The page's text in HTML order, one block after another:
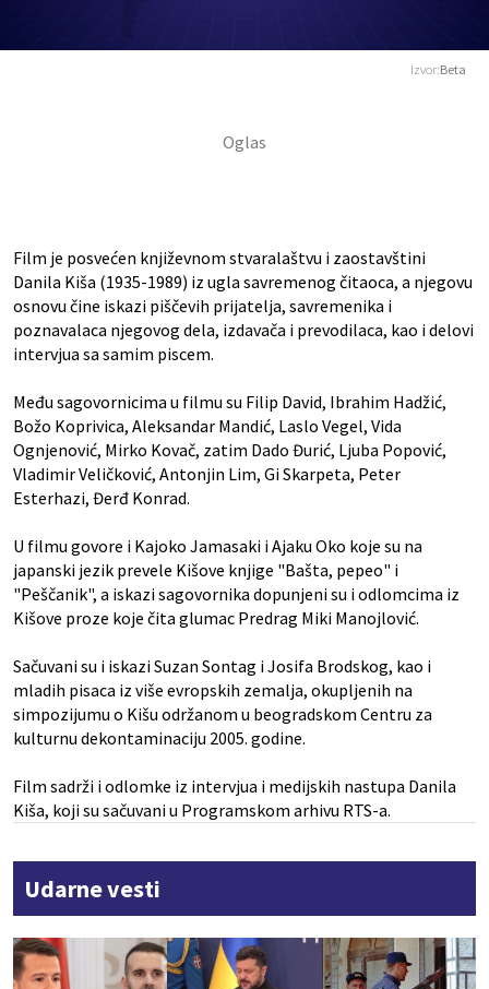
Izvor:Beta
Film je posvećen književnom stvaralaštvu i zaostavštini
Danila Kiša (1935-1989) iz ugla savremenog čitaoca, a njegovu
osnovu čine iskazi piščevih prijatelja, savremenika i
poznavalaca njegovog dela, izdavača i prevodilaca, kao i delovi
intervjua sa samim piscem.
Među sagovornicima u filmu su Filip David, Ibrahim Hadžić,
Božo Koprivica, Aleksandar Mandić, Laslo Vegel, Vida
Ognjenović, Mirko Kovač, zatim Dado Đurić, Ljuba Popović,
Vladimir Veličković, Antonjin Lim, Gi Skarpeta, Peter
Esterhazi, Đerđ Konrad.
U filmu govore i Kajoko Jamasaki i Ajaku Oko koje su na
japanski jezik prevele Kišove knjige "Bašta, pepeo" i
"Peščanik", a iskazi sagovornika dopunjeni su i odlomcima iz
Kišove proze koje čita glumac Predrag Miki Manojlović.
Sačuvani su i iskazi Suzan Sontag i Josifa Brodskog, kao i
mladih pisaca iz više evropskih zemalja, okupljenih na
simpozijumu o Kišu održanom u beogradskom Centru za
kulturnu dekontaminaciju 2005. godine.
Film sadrži i odlomke iz intervjua i medijskih nastupa Danila
Kiša, koji su sačuvani u Programskom arhivu RTS-a.
Udarne vesti